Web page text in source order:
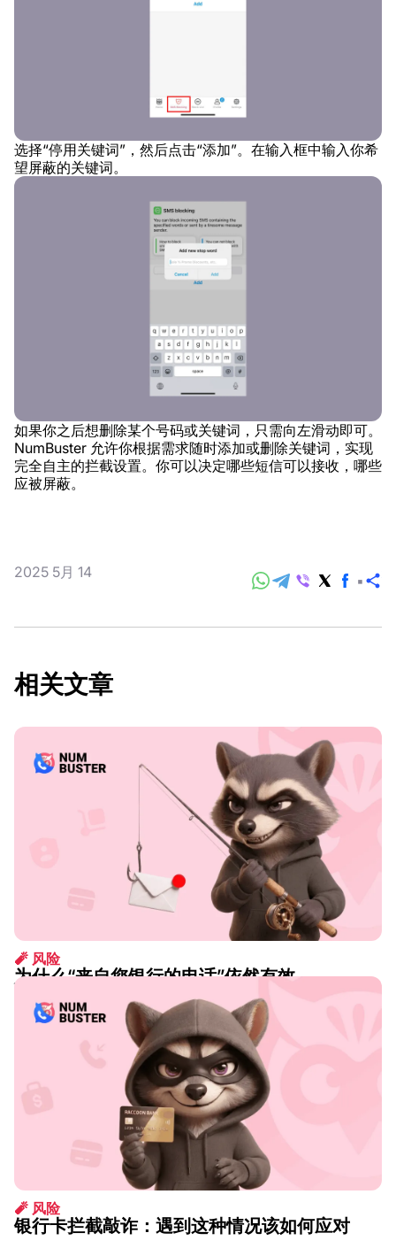
选择“停用关键词”，然后点击“添加”。在输入框中输入你希
望屏蔽的关键词。
如果你之后想删除某个号码或关键词，只需向左滑动即可。
NumBuster 允许你根据需求随时添加或删除关键词，实现
完全自主的拦截设置。你可以决定哪些短信可以接收，哪些
应被屏蔽。
2025 5月 14
相关文章
🧨 风险
为什么“来自您银行的电话”依然有效
🧨 风险
银行卡拦截敲诈：遇到这种情况该如何应对